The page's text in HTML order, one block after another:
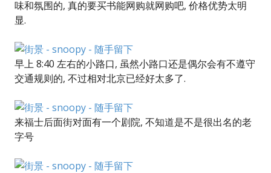
味和氛围的, 真的要买书能网购就网购吧, 价格优势太明
显.
早上 8:40 左右的小路口, 虽然小路口还是偶尔会有不遵守
交通规则的, 不过相对北京已经好太多了.
来福士后面街对面有一个剧院, 不知道是不是很出名的老
字号